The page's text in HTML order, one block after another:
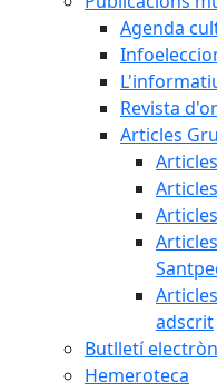
Agenda
Revista d'or
Articles
adscrit
Butlletí
Hemeroteca